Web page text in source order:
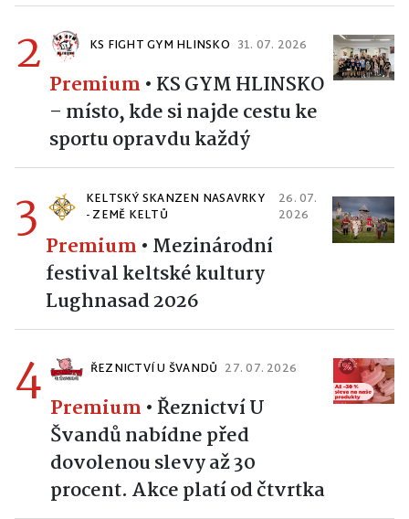
2 KS FIGHT GYM HLINSKO 31. 07. 2026
Premium • KS GYM HLINSKO
– místo, kde si najde cestu ke
sportu opravdu každý
3
KELTSKÝ SKANZEN NASAVRKY
- ZEMĚ KELTŮ
26. 07.
2026
Premium • Mezinárodní
festival keltské kultury
Lughnasad 2026
4 ŘEZNICTVÍ U ŠVANDŮ 27. 07. 2026
Premium •Řeznictví U
Švandů nabídne před
dovolenou slevy až 30
procent. Akce platí od čtvrtka